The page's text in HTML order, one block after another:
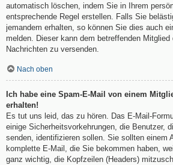
automatisch löschen, indem Sie in Ihrem
entsprechende Regel erstellen. Falls Sie
jemandem erhalten, so können Sie dies auch
melden. Dieser kann dem betreffenden
Nachrichten zu versenden.
Nach oben
Ich habe eine Spam-E-Mail von einem
erhalten!
Es tut uns leid, das zu hören. Das E-Mail-
einige Sicherheitsvorkehrungen, die Benutzer,
senden, identifizieren sollen. Sie sollten einem
komplette E-Mail, die Sie bekommen haben,
ganz wichtig, die Kopfzeilen (Headers)